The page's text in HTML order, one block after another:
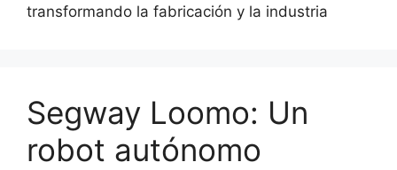
transformando la fabricación y la industria
Segway Loomo: Un
robot autónomo